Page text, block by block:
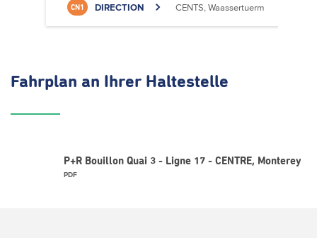
CN1 DIRECTION CENTS, Waassertuerm
Fahrplan an Ihrer Haltestelle
P+R Bouillon Quai 3 - Ligne 17 - CENTRE, Monterey
PDF